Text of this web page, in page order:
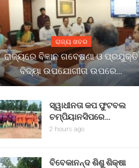
ରାଜ୍ୟ ଖବର
ରାଜ୍ୟରେ ବିଜ୍ଞାନ ଗବେଷଣା ଓ ପ୍ରଯୁକ୍ତି
ବିଦ୍ୟା ଉପଯୋଗୀତା ଉପରେ…
ସ୍ୱାଧୀନତା କପ ଫୁଟବଲ
ଚମ୍ପିୟାନସିପରେ…
2 hours ago
ବିବେକାନନ୍ଦ ଶିଶୁ ଶିକ୍ଷା